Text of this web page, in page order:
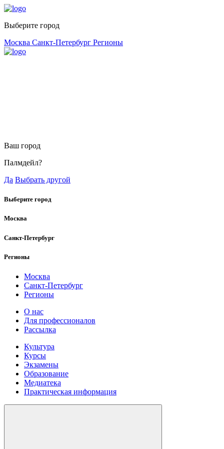
Выберите город
Москва Санкт-Петербург Регионы
Ваш город
Палмдейл?
Да Выбрать другой
Выберите город
Москва
Санкт-Петербург
Регионы
Москва
Санкт-Петербург
Регионы
О нас
Для профессионалов
Рассылка
Культура
Курсы
Экзамены
Образование
Медиатека
Практическая информация